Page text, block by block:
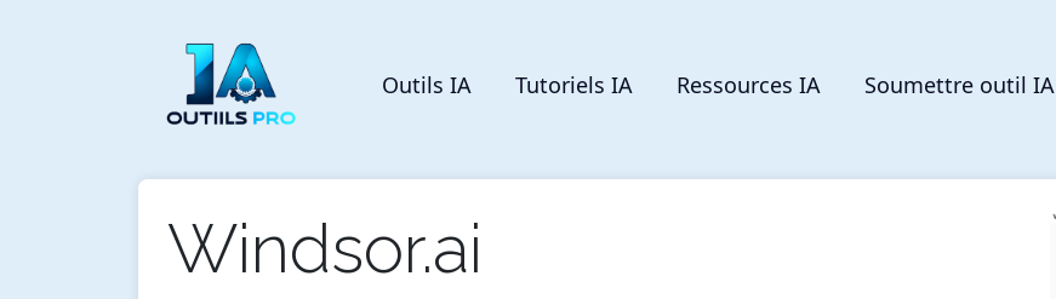
Outils IA Tutoriels IA Ressources IA Soumettre outil IA
Windsor.ai